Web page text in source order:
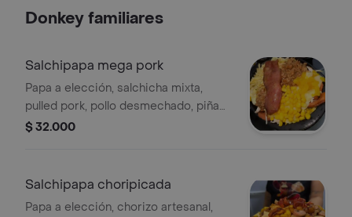
Donkey familiares
Salchipapa mega pork
Papa a elección, salchicha mixta,
pulled pork, pollo desmechado, piña
calada, maicito, ripio, cubierta en
$ 32.000
Salchipapa choripicada
Papa a elección, chorizo artesanal,